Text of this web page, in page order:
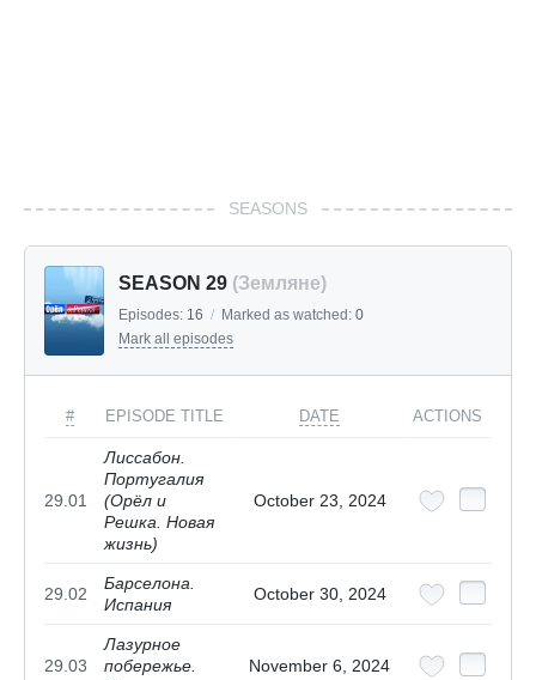
SEASONS
SEASON 29 (Земляне)
Episodes: 16 / Marked as watched: 0
Mark all episodes
# EPISODE TITLE DATE ACTIONS
29.01
Лиссабон.
Португалия
(Орёл и
Решка. Новая
жизнь)
October 23, 2024
29.02
Барселона.
Испания
October 30, 2024
29.03
Лазурное
побережье.
November 6, 2024